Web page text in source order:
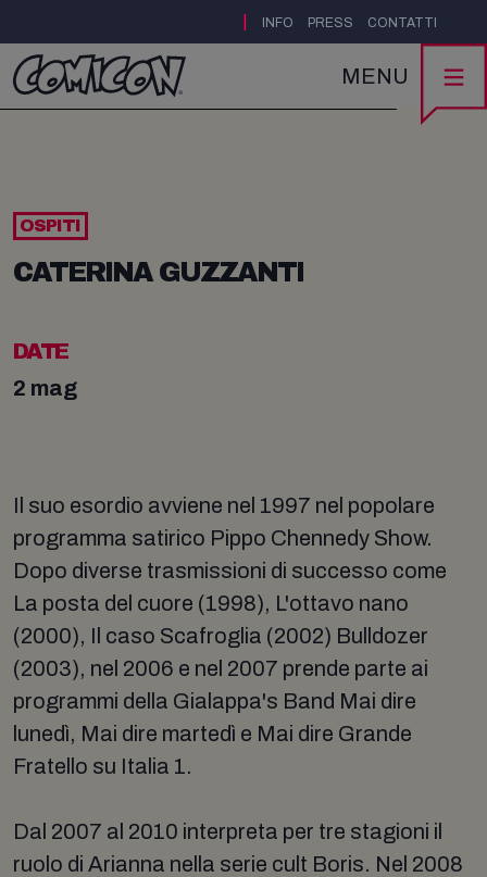
INFO PRESS CONTATTI
MENU
OSPITI
CATERINA GUZZANTI
DATE
2 mag
Il suo esordio avviene nel 1997 nel popolare
programma satirico Pippo Chennedy Show.
Dopo diverse trasmissioni di successo come
La posta del cuore (1998), L'ottavo nano
(2000), Il caso Scafroglia (2002) Bulldozer
(2003), nel 2006 e nel 2007 prende parte ai
programmi della Gialappa's Band Mai dire
lunedì, Mai dire martedì e Mai dire Grande
Fratello su Italia 1.
Dal 2007 al 2010 interpreta per tre stagioni il
ruolo di Arianna nella serie cult Boris. Nel 2008